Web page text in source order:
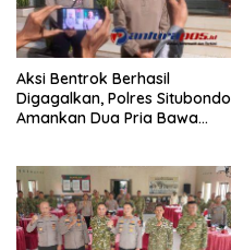
Aksi Bentrok Berhasil
Digagalkan, Polres Situbondo
Amankan Dua Pria Bawa